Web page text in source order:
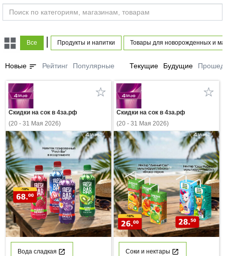
Все Продукты и напитки Товары для новорожденных и
Новые sort Рейтинг Популярные Текущие Будущие
Скидки на сок в 4за.рф
(20 - 31 Мая 2026)
Вода сладкая
Скидки на сок в 4за.рф
(20 - 31 Мая 2026)
Соки и нектары